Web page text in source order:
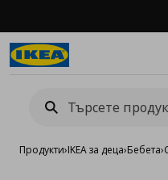
Продукти›IKEA за деца›Бебета›